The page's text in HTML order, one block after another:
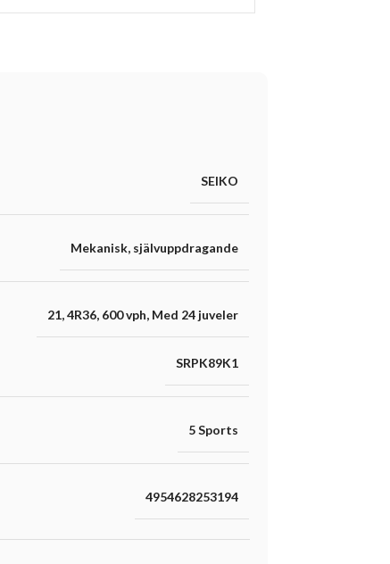
SEIKO
Mekanisk, självuppdragande
21,4R36, 600 vph, Med 24 juveler
SRPK89K1
5 Sports
4954628253194